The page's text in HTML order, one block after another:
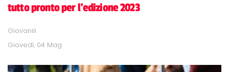
tutto pronto per l'edizione 2023
Giovanili
Giovedì, 04 Mag